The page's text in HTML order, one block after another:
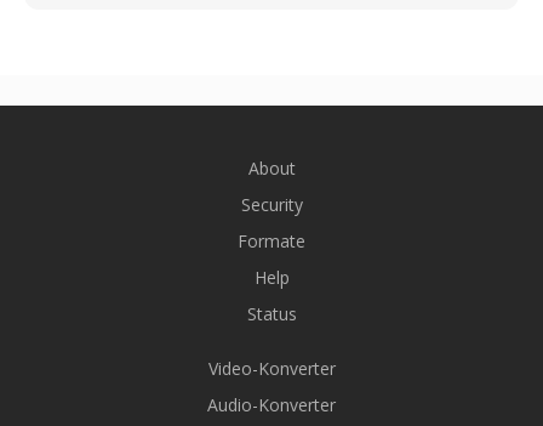
About
Security
Formate
Help
Status
Video-Konverter
Audio-Konverter